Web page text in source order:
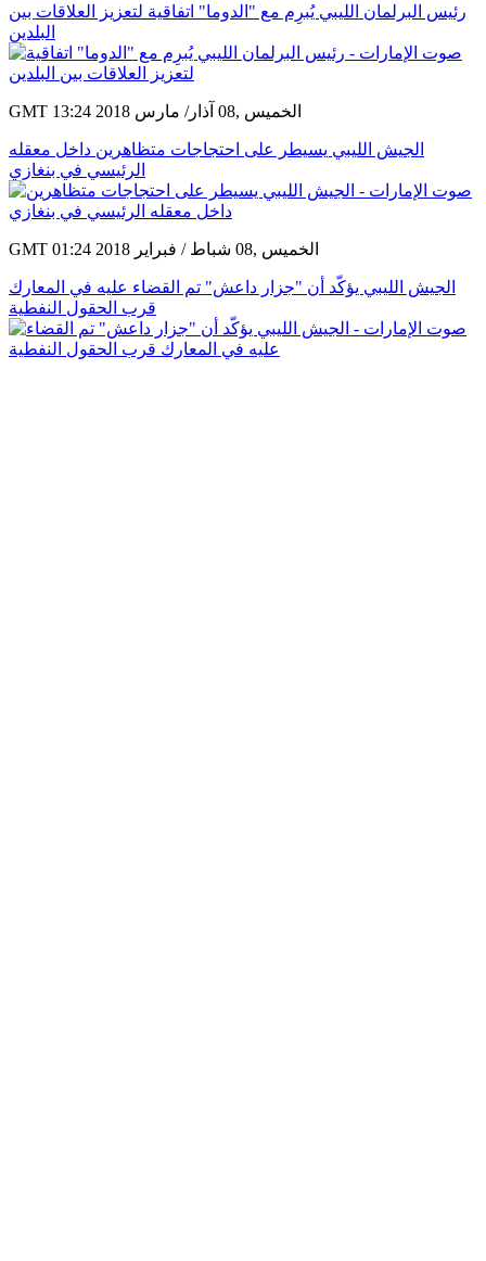
رئيس البرلمان الليبي يُبرِم مع "الدوما" اتفاقية لتعزيز العلاقات بين
البلدين
GMT 13:24 2018 الخميس ,08 آذار/ مارس
الجيش الليبي يسيطر على احتجاجات متظاهرين داخل معقله
الرئيسي في بنغازي
GMT 01:24 2018 الخميس ,08 شباط / فبراير
الجيش الليبي يؤكّد أن "جزار داعش" تم القضاء عليه في المعارك
قرب الحقول النفطية